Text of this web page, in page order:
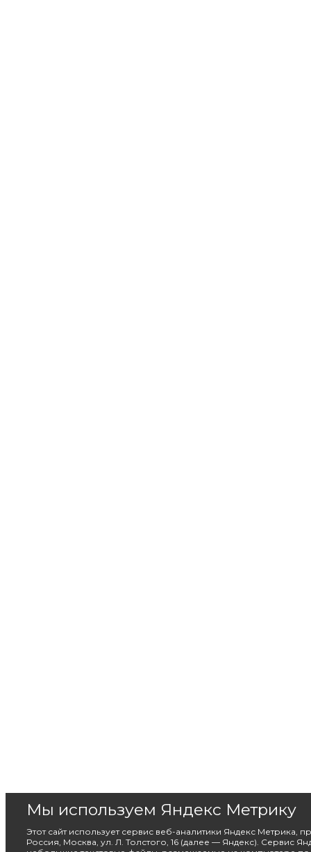
Мы используем Яндекс Метрику
Этот сайт использует сервис веб-аналитики Яндекс Метрика,
Россия, Москва, ул. Л. Толстого, 16 (далее — Яндекс). Сервис